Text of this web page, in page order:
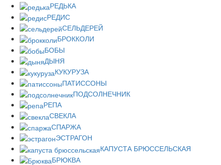
РЕДЬКА
РЕДИС
СЕЛЬДЕРЕЙ
БРОККОЛИ
БОБЫ
ДЫНЯ
КУКУРУЗА
ПАТИССОНЫ
ПОДСОЛНЕЧНИК
РЕПА
СВЕКЛА
СПАРЖА
ЭСТРАГОН
КАПУСТА БРЮССЕЛЬСКАЯ
БРЮКВА